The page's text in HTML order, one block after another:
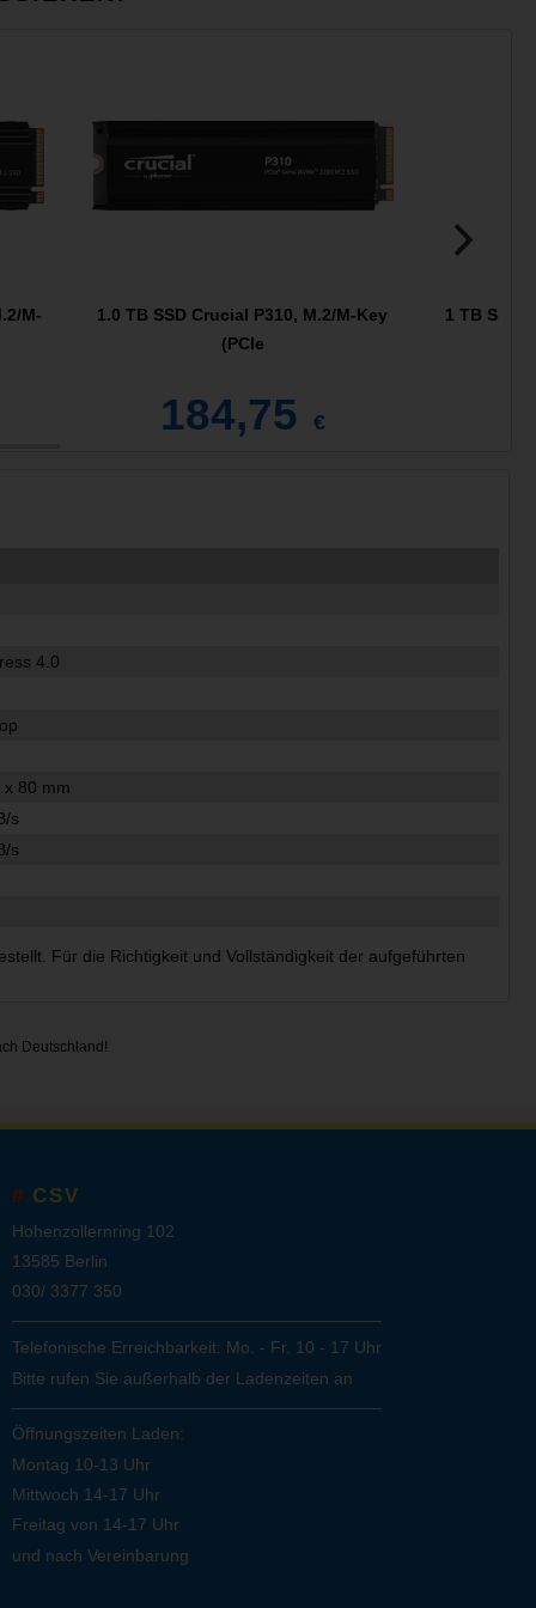
M-
1.0 TB SSD Crucial P310, M.2/M-Key
(PCIe
184,75 €
1 TB SSD
4.0
x 80 mm
s
s
Für die Richtigkeit und Vollständigkeit der aufgeführten
Deutschland!
CSV
Hohenzollernring 102
13585 Berlin
030/ 3377 350
Telefonische Erreichbarkeit: Mo. - Fr. 10 - 17 Uhr
Bitte rufen Sie außerhalb der Ladenzeiten an
Öffnungszeiten Laden:
Montag 10-13 Uhr
Mittwoch 14-17 Uhr
Freitag von 14-17 Uhr
und nach Vereinbarung